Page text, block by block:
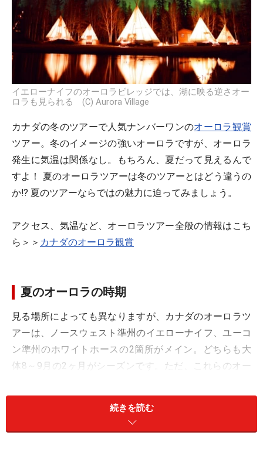
イエローナイフのオーロラビレッジでは、湖に映る逆さオー
ロラも見られる (C) Aurora Village
カナダの冬のツアーで人気ナンバーワンのオーロラ観賞
ツアー。冬のイメージの強いオーロラですが、オーロラ
発生に気温は関係なし。もちろん、夏だって見えるんで
すよ！ 夏のオーロラツアーは冬のツアーとはどう違うの
か!? 夏のツアーならではの魅力に迫ってみましょう。
アクセス、気温など、オーロラツアー全般の情報はこち
ら＞＞ カナダのオーロラ観賞
夏のオーロラの時期
見る場所によっても異なりますが、カナダのオーロラツ
アーは、ノースウェスト準州のイエローナイフ、ユーコ
ン準州のホワイトホースの2箇所がメイン。どちらも大
体8～9月の2ヶ月がシーズンです。ただ、これらのオー
ともなると、すでに冬の様相を呈してきて、「夏のオー
ロラ」といっても、かなり冷え込み、少しずつ天候が崩
れ始めます。そのため、なかでもガイドのおすすめは、
続きを読む